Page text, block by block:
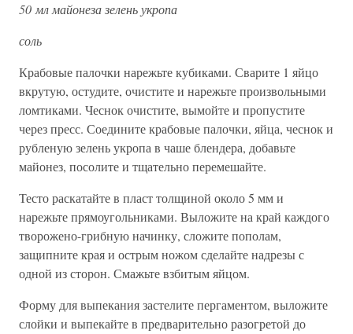
50 мл майонеза зелень укропа
соль
Крабовые палочки нарежьте кубиками. Сварите 1 яйцо
вкрутую, остудите, очистите и нарежьте произвольными
ломтиками. Чеснок очистите, вымойте и пропустите
через пресс. Соедините крабовые палочки, яйца, чеснок и
рубленую зелень укропа в чаше блендера, добавьте
майонез, посолите и тщательно перемешайте.
Тесто раскатайте в пласт толщиной около 5 мм и
нарежьте прямоугольниками. Выложите на край каждого
творожено-грибную начинку, сложите пополам,
защипните края и острым ножом сделайте надрезы с
одной из сторон. Смажьте взбитым яйцом.
Форму для выпекания застелите пергаментом, выложите
слойки и выпекайте в предварительно разогретой до